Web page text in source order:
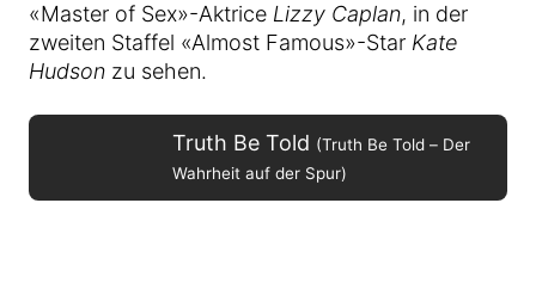
«Master of Sex»-Aktrice Lizzy Caplan, in der
zweiten Staffel «Almost Famous»-Star Kate
Hudson zu sehen.
Truth Be Told (Truth Be Told – Der
Wahrheit auf der Spur)